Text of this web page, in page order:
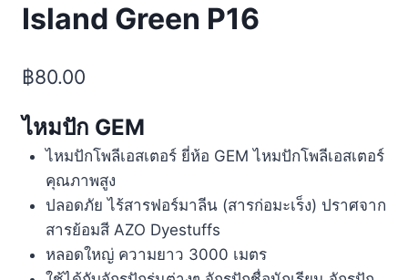
Island Green P16
฿80.00
ไหมปัก GEM
ไหมปักโพลีเอสเตอร์ ยี่ห้อ GEM ไหมปักโพลีเอสเตอร์
คุณภาพสูง
ปลอดภัย ไร้สารฟอร์มาลีน (สารก่อมะเร็ง) ปราศจาก
สารย้อมสี AZO Dyestuffs
หลอดใหญ่ ความยาว 3000 เมตร